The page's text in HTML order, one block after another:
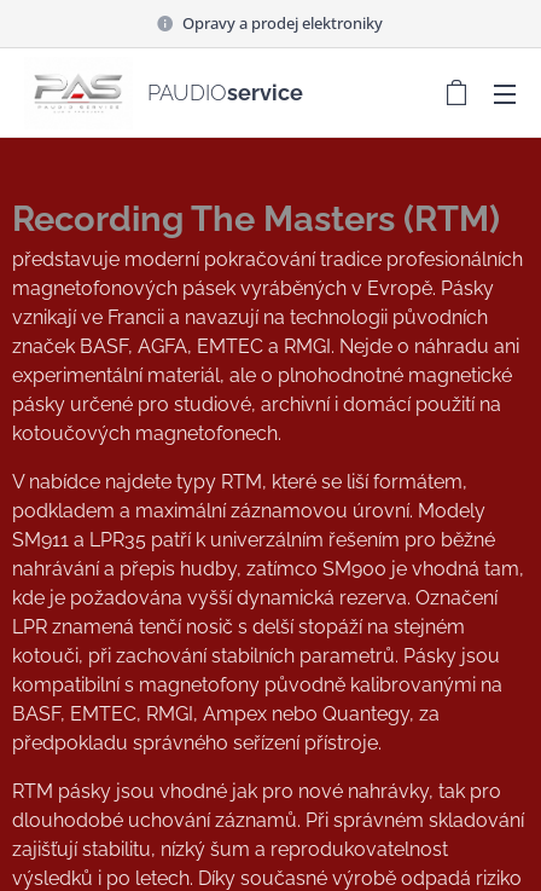
Opravy a prodej elektroniky
PAUDIOservice
Recording The Masters (RTM)
představuje moderní pokračování tradice profesionálních
magnetofonových pásek vyráběných v Evropě. Pásky
vznikají ve Francii a navazují na technologii původních
značek BASF, AGFA, EMTEC a RMGI. Nejde o náhradu ani
experimentální materiál, ale o plnohodnotné magnetické
pásky určené pro studiové, archivní i domácí použití na
kotoučových magnetofonech.
V nabídce najdete typy RTM, které se liší formátem,
podkladem a maximální záznamovou úrovní. Modely
SM911 a LPR35 patří k univerzálním řešením pro běžné
nahrávání a přepis hudby, zatímco SM900 je vhodná tam,
kde je požadována vyšší dynamická rezerva. Označení
LPR znamená tenčí nosič s delší stopáží na stejném
kotouči, při zachování stabilních parametrů. Pásky jsou
kompatibilní s magnetofony původně kalibrovanými na
BASF, EMTEC, RMGI, Ampex nebo Quantegy, za
předpokladu správného seřízení přístroje.
RTM pásky jsou vhodné jak pro nové nahrávky, tak pro
dlouhodobé uchování záznamů. Při správném skladování
zajišťují stabilitu, nízký šum a reprodukovatelnost
výsledků i po letech. Díky současné výrobě odpadá riziko